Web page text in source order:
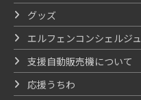
グッズ
エルフェンコンシェルジュ
支援自動販売機について
応援うちわ